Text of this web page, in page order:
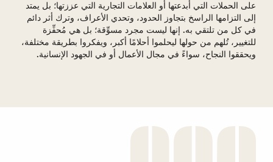
على الحملات التي أبدعتها أو العلامات التجارية التي عززتها؛ بل يمتد
إلى التزامها الراسخ بتجاوز الحدود، وتحدي الأعراف، وترك أثر دائم
في كل من تلتقي به. إنها ليست مجرد مسوِّقة؛ بل هي مُحفِّزة
للتغيير، تُلهم من حولها ليحلموا أحلامًا أكبر، ويفكروا بطريقة مختلفة،
ويحققوا النجاح، سواءً في مجال الأعمال أو في الجهود الإنسانية.